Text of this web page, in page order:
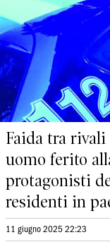
Faida tra
uomo ferito
protagonisti
residenti in
11 giugno 2025 22:23